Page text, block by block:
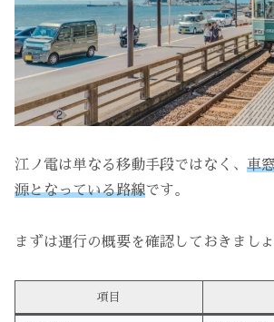
江ノ電は単なる移動手段ではなく、 車
源となっている路線です。
まずは運行の概要を確認しておきましょ
項目